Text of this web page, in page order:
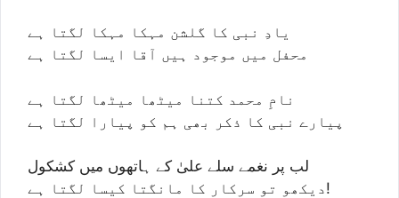
یادِ نبی کا گلشن مہکا مہکا لگتا ہے
محفل میں موجود ہیں آقا ایسا لگتا ہے
نامِ محمد کتنا میٹھا میٹھا لگتا ہے
پیارے نبی کا ذکر بھی ہم کو پیارا لگتا ہے
لب پر نغمے سلے علیٰ کے ہاتھوں میں کشکول
دیکھو تو سرکار کا مانگتا کیسا لگتا ہے!